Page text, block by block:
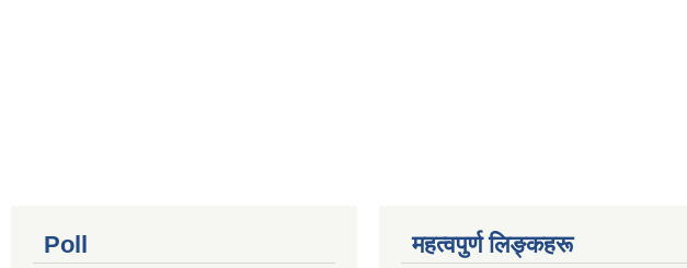
Poll महत्वपुर्ण लिङ्कहरू